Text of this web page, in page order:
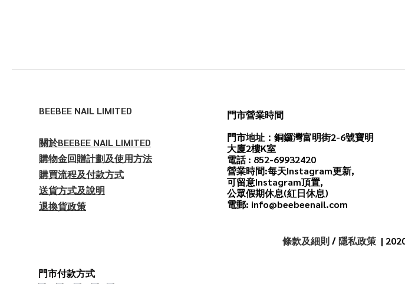
BEEBEE NAIL LIMITED
關於BEEBEE NAIL LIMITED
購物金回贈計劃及使用方法
購買流程及付款方式
送貨方式及說明
退換貨政策
門市營業時間
門市地址：銅鑼灣富明街2-6號寶明
大廈2樓K室
電話 : 852-69932420
營業時間:每天Instagram更新,
可留意Instagram頂置,
公眾假期休息(紅日休息)
電郵: info@beebeenail.com
條款及細則/隱私政策 |
門市付款方式